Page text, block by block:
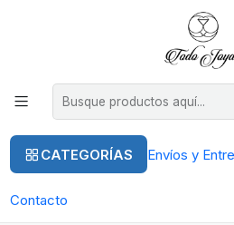
CATEGORÍAS Envíos y
Contacto